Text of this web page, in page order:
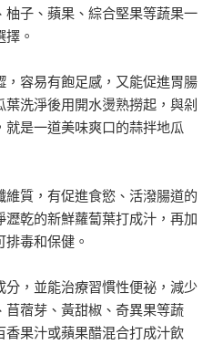
柚子、蘋果、綜合堅果等蔬果一
。
容易有飽足感，又能促進胃腸
洗淨後用開水燙熟撈起，與剁
是一道美味爽口的蒜拌地瓜
質，有促進食慾、活潑腸道的
乾的新鮮蘿蔔葉打成汁，再加
毒和保健。
分，並能治療習慣性便祕，減少
苜蓿芽、黃甜椒、奇異果等蔬
香果汁或蘋果醋混合打成汁飲